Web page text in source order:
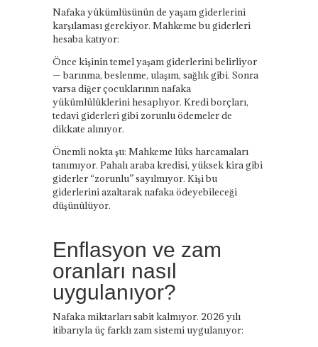
Nafaka yükümlüsünün de yaşam giderlerini
karşılaması gerekiyor. Mahkeme bu giderleri
hesaba katıyor:
Önce kişinin temel yaşam giderlerini belirliyor
— barınma, beslenme, ulaşım, sağlık gibi. Sonra
varsa diğer çocuklarının nafaka
yükümlülüklerini hesaplıyor. Kredi borçları,
tedavi giderleri gibi zorunlu ödemeler de
dikkate alınıyor.
Önemli nokta şu: Mahkeme lüks harcamaları
tanımıyor. Pahalı araba kredisi, yüksek kira gibi
giderler “zorunlu” sayılmıyor. Kişi bu
giderlerini azaltarak nafaka ödeyebileceği
düşünülüyor.
Enflasyon ve zam
oranları nasıl
uygulanıyor?
Nafaka miktarları sabit kalmıyor. 2026 yılı
itibarıyla üç farklı zam sistemi uygulanıyor: